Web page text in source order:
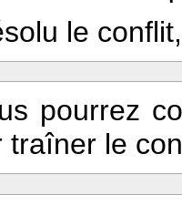
le
pourrez
traîner le